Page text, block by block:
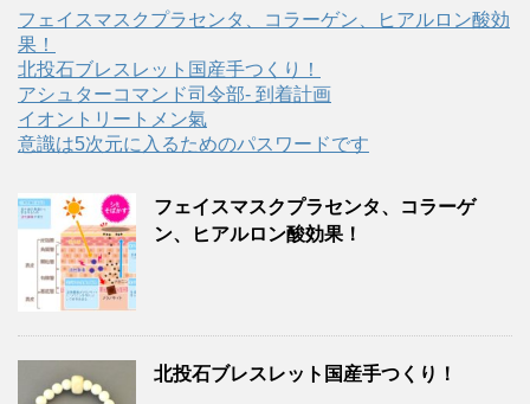
フェイスマスクプラセンタ、コラーゲン、ヒアルロン酸効
果！
北投石ブレスレット国産手つくり！
アシュターコマンド司令部- 到着計画
イオントリートメン氣
意識は5次元に入るためのパスワードです
フェイスマスクプラセンタ、コラーゲ
ン、ヒアルロン酸効果！
北投石ブレスレット国産手つくり！